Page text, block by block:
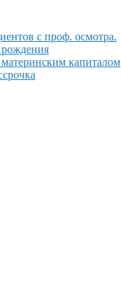
с проф. осмотра.
капиталом